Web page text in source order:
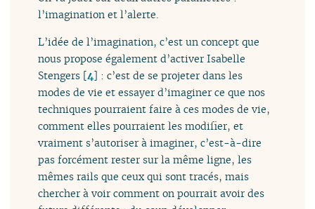
l’imagination et l’alerte.
L’idée de l’imagination, c’est un concept que
nous propose également d’activer Isabelle
Stengers [4] : c’est de se projeter dans les
modes de vie et essayer d’imaginer ce que nos
techniques pourraient faire à ces modes de vie,
comment elles pourraient les modifier, et
vraiment s’autoriser à imaginer, c’est-à-dire
pas forcément rester sur la même ligne, les
mêmes rails que ceux qui sont tracés, mais
chercher à voir comment on pourrait avoir des